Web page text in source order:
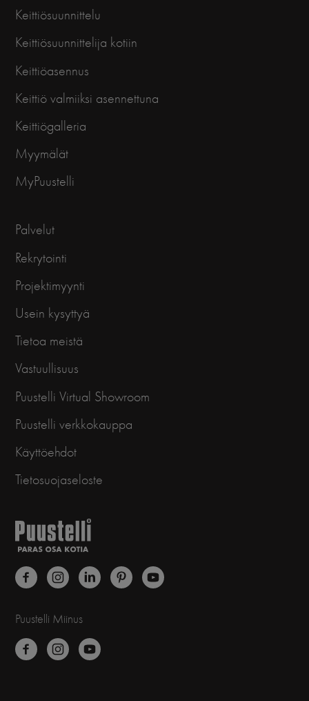
Keittiösuunnittelu
Keittiösuunnittelija kotiin
Keittiöasennus
Keittiö valmiiksi asennettuna
Keittiögalleria
Myymälät
MyPuustelli
Palvelut
Rekrytointi
Projektimyynti
Usein kysyttyä
Tietoa meistä
Vastuullisuus
Puustelli Virtual Showroom
Puustelli verkkokauppa
Käyttöehdot
Tietosuojaseloste
Puustelli Miinus